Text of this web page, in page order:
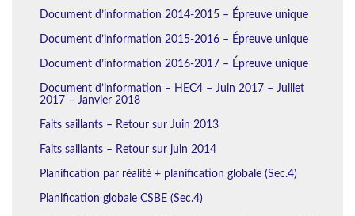
Document d’information 2014-2015 – Épreuve unique
Document d’information 2015-2016 – Épreuve unique
Document d’information 2016-2017 – Épreuve unique
Document d’information – HEC4 – Juin 2017 – Juillet
2017 – Janvier 2018
Faits saillants – Retour sur Juin 2013
Faits saillants – Retour sur juin 2014
Planification par réalité + planification globale (Sec.4)
Planification globale CSBE (Sec.4)